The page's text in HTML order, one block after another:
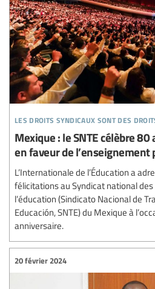
les droits syndicaux sont des
Mexique : le SNTE célèbre
en faveur de l’enseignement
L’Internationale de l’Éducation a
félicitations au Syndicat national des
l’éducation (Sindicato Nacional de
Educación, SNTE) du Mexique à
anniversaire.
20 février 2024